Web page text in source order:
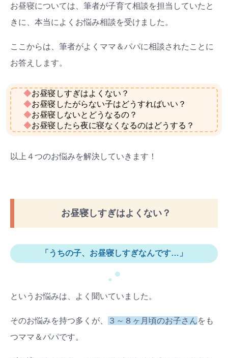
お昼寝については、筆者が子育て相談を担当していたと
きに、本当によくお悩み相談を受けました。
ここからは、筆者がよくママ＆パパに相談されたことに
お答えします。
◆お昼寝しすぎはよくない？
◆お昼寝したがらない子はどうすればいい？
◆お昼寝しないとどうなるの？
◆お昼寝したら夜に寝なくなるのはどうする？
以上４つのお悩みを解決していきます！
お昼寝しすぎはよくない？
●
「うちの子、お昼寝しすぎなんです…」
●
というお悩みは、よく聞いていました。
そのお悩みを持つ多くが、 ３～８ヶ月頃のお子さんをも
つママ＆パパです。